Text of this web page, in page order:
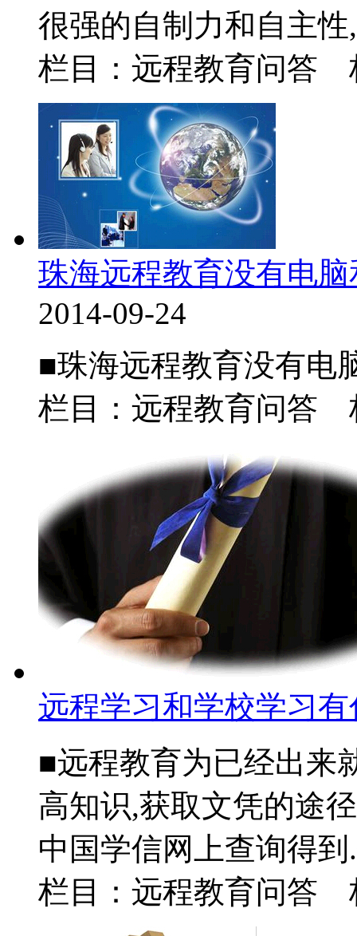
很强的自制力和自主
栏目：远程教育问
珠海远程教育没有电
2014-09-24
■珠海远程教育没有电
栏目：远程教育问
远程学习和学校学习有
■远程教育为已经出来
高知识,获取文凭的途
中国学信网上查询得
栏目：远程教育问